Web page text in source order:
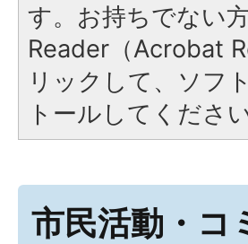
す。お持ちでない
Reader（Acrobat
リックして、ソフ
トールしてください
市民活動・コ